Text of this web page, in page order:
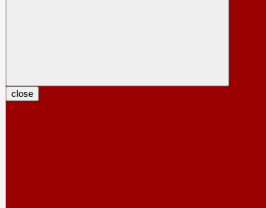
close